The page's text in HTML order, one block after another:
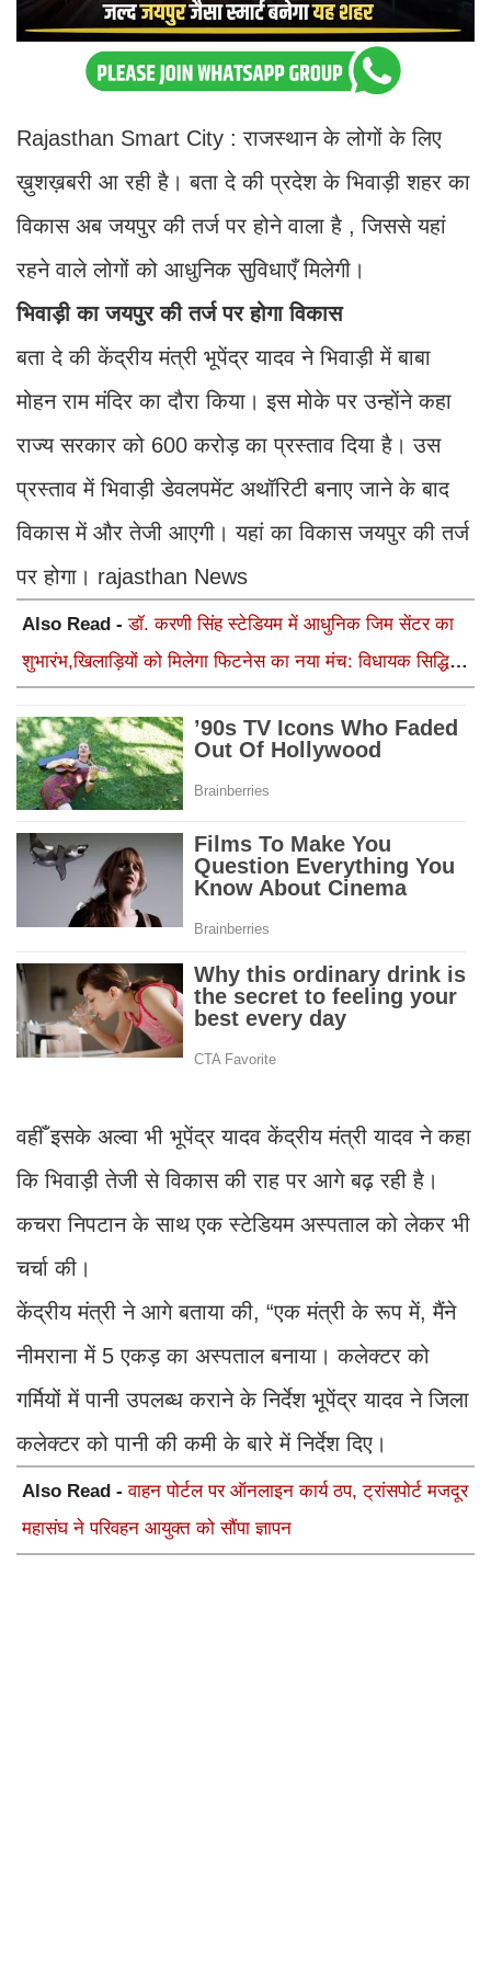
Rajasthan Smart City : राजस्थान के लोगों के लिए
ख़ुशख़बरी आ रही है। बता दे की प्रदेश के भिवाड़ी शहर का
विकास अब जयपुर की तर्ज पर होने वाला है , जिससे यहां
रहने वाले लोगों को आधुनिक सुविधाएँ मिलेगी।
भिवाड़ी का जयपुर की तर्ज पर होगा विकास
बता दे की केंद्रीय मंत्री भूपेंद्र यादव ने भिवाड़ी में बाबा
मोहन राम मंदिर का दौरा किया। इस मोके पर उन्होंने कहा
राज्य सरकार को 600 करोड़ का प्रस्ताव दिया है। उस
प्रस्ताव में भिवाड़ी डेवलपमेंट अथॉरिटी बनाए जाने के बाद
विकास में और तेजी आएगी। यहां का विकास जयपुर की तर्ज
पर होगा। rajasthan News
Also Read -डॉ. करणी सिंह स्टेडियम में आधुनिक जिम सेंटर का
शुभारंभ,खिलाड़ियों को मिलेगा फिटनेस का नया मंच: विधायक सिद्धि
वहीँ इसके अल्वा भी भूपेंद्र यादव केंद्रीय मंत्री यादव ने कहा
कि भिवाड़ी तेजी से विकास की राह पर आगे बढ़ रही है।
कचरा निपटान के साथ एक स्टेडियम अस्पताल को लेकर भी
चर्चा की।
केंद्रीय मंत्री ने आगे बताया की, “एक मंत्री के रूप में, मैंने
नीमराना में 5 एकड़ का अस्पताल बनाया। कलेक्टर को
गर्मियों में पानी उपलब्ध कराने के निर्देश भूपेंद्र यादव ने जिला
कलेक्टर को पानी की कमी के बारे में निर्देश दिए।
Also Read -वाहन पोर्टल पर ऑनलाइन कार्य ठप, ट्रांसपोर्ट मजदूर
महासंघ ने परिवहन आयुक्त को सौंपा ज्ञापन